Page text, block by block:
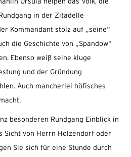
Ursula heißen das Volk, die
in der Zitadelle
Kommandant stolz auf „seine“
die Geschichte von „Spandow“
Ebenso weiß seine kluge
und der Gründung
Auch mancherlei höfisches
besonderen Rundgang Einblick in
Sicht von Herrn Holzendorf oder
Sie sich für eine Stunde durch